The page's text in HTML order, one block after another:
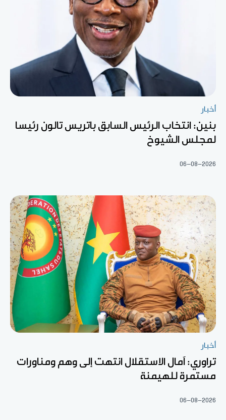
أخبار
بنين: انتخاب الرئيس السابق باتريس تالون رئيسا
لمجلس الشيوخ
06-08-2026
أخبار
تراوري: آمال الاستقلال انتهت إلى وهم ومناورات
مستمرة للهيمنة
06-08-2026